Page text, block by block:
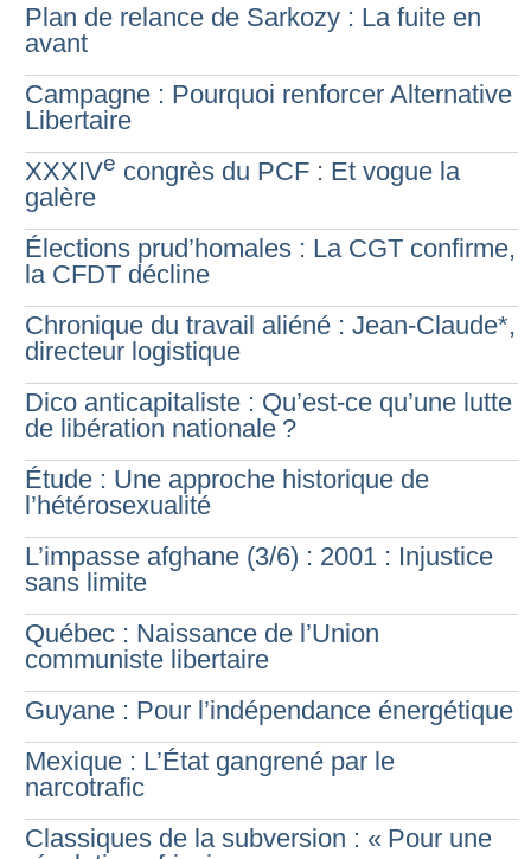
Plan de relance de Sarkozy : La fuite en
avant
Campagne : Pourquoi renforcer Alternative
Libertaire
XXXIVe congrès du PCF : Et vogue la
galère
Élections prud’homales : La CGT confirme,
la CFDT décline
Chronique du travail aliéné : Jean-Claude*,
directeur logistique
Dico anticapitaliste : Qu’est-ce qu’une lutte
de libération nationale ?
Étude : Une approche historique de
l’hétérosexualité
L’impasse afghane (3/6) : 2001 : Injustice
sans limite
Québec : Naissance de l’Union
communiste libertaire
Guyane : Pour l’indépendance énergétique
Mexique : L’État gangrené par le
narcotrafic
Classiques de la subversion : « Pour une